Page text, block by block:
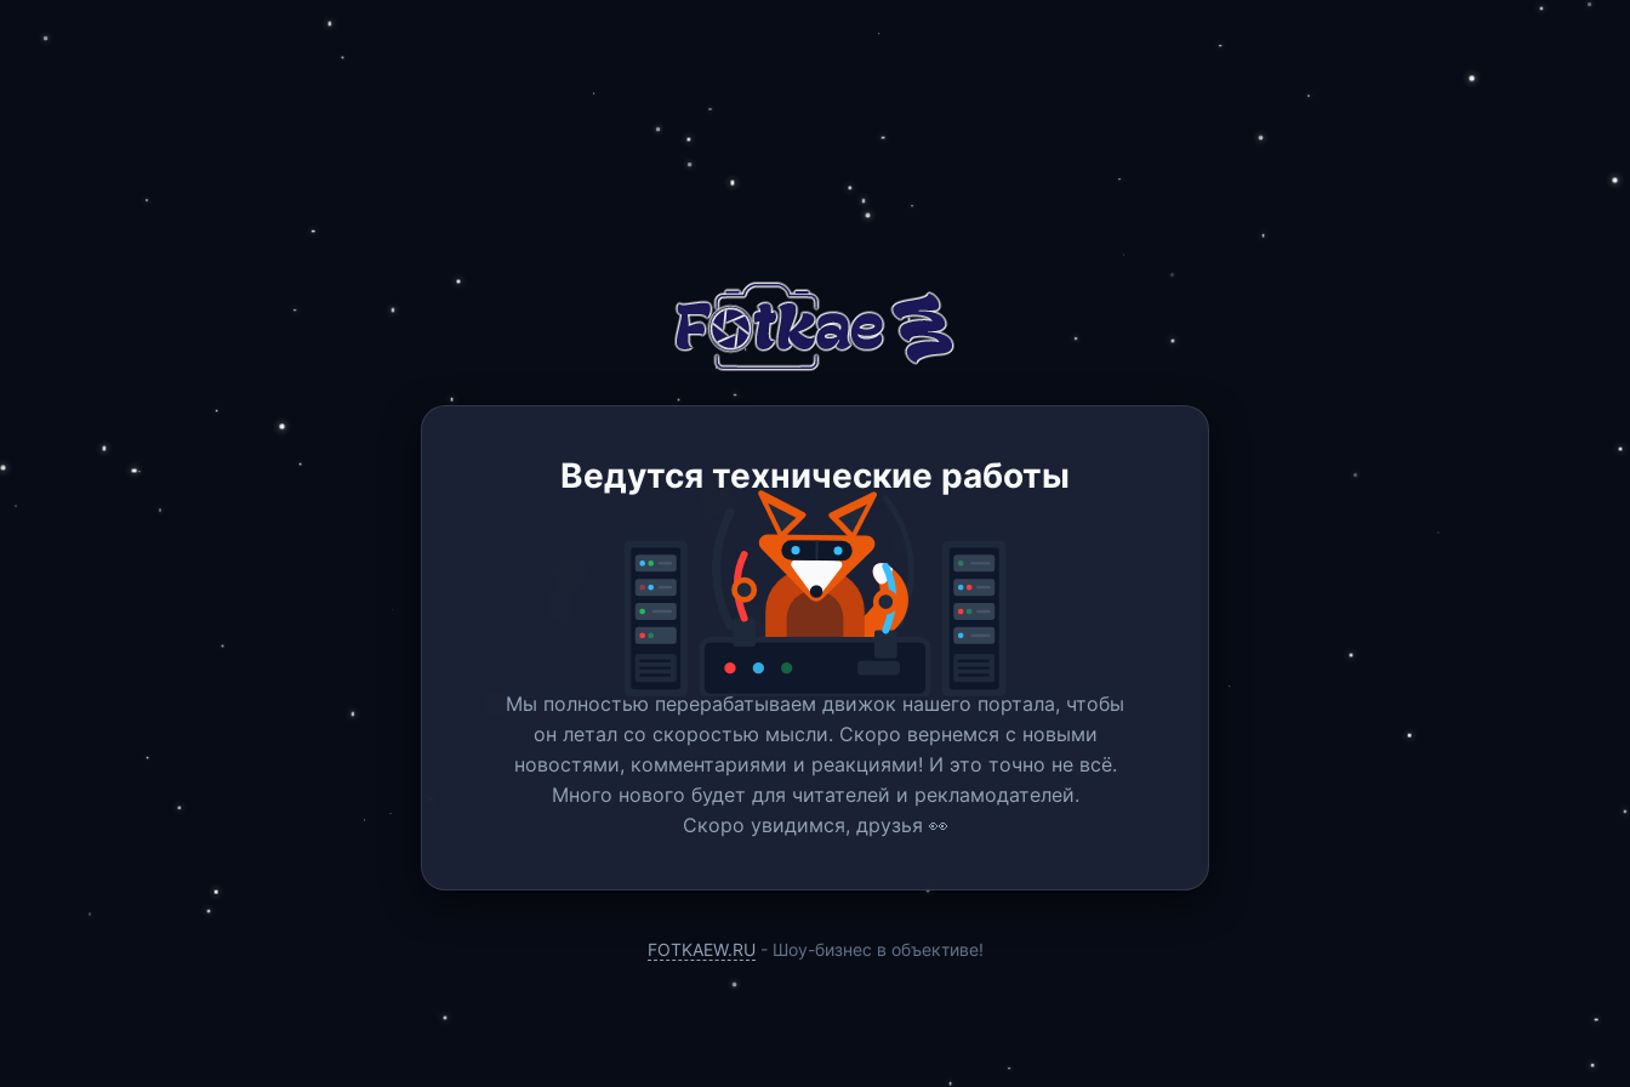
Ведутся технические работы
Мы полностью перерабатываем движок нашего портала, чтобы
он летал со скоростью мысли. Скоро вернемся c новыми
новостями, комментариями и реакциями! И это точно не всё.
Много нового будет для читателей и рекламодателей.
Скоро увидимся, друзья 👀
FOTKAEW.RU - Шоу-бизнес в объективе!